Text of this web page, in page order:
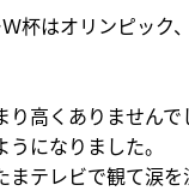
杯はオリンピック
高くありません
になりました。
テレビで観て涙を